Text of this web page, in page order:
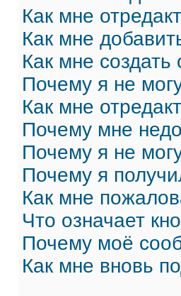
Как мне
Как мне
Как мне создать
Почему я не
Как мне
Почему мне
Почему я не
Почему я
Как мне
Что означает
Почему моё
Как мне вновь